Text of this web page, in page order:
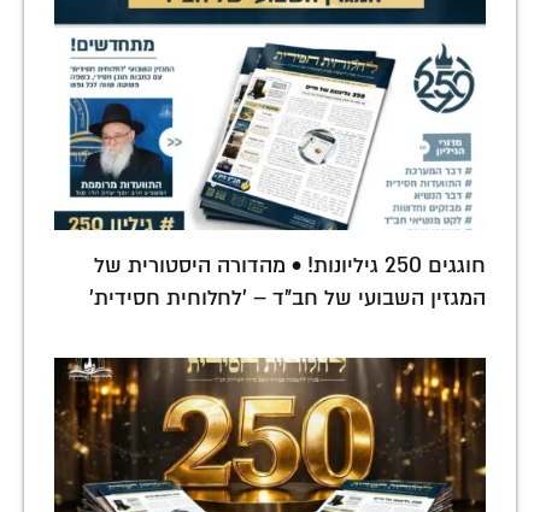
חוגגים 250 גיליונות! • מהדורה היסטורית של
המגזין השבועי של חב"ד – 'לחלוחית חסידית'